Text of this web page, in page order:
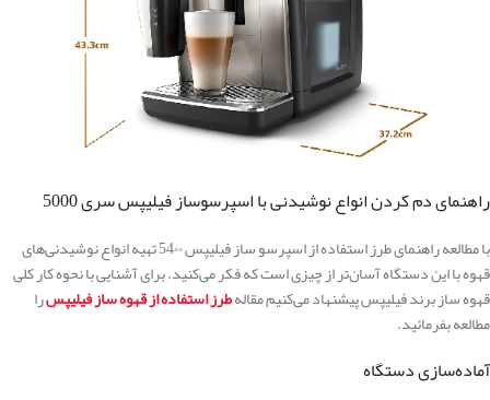
راهنمای دم کردن انواع نوشیدنی با اسپرسوساز فیلیپس سری 5000
با مطالعه راهنمای طرز استفاده از اسپرسو ساز فیلیپس 54۰۰ تهیه انواع نوشیدنی‌های
قهوه با این دستگاه آسان‌تر از چیزی است که فکر می‌کنید. برای آشنایی با نحوه کار کلی
قهوه ساز برند فیلیپس پیشنهاد می‌کنیم مقالهطرز استفاده از قهوه ساز فیلیپسرا
مطالعه بفرمائید.
آماده‌سازی دستگاه